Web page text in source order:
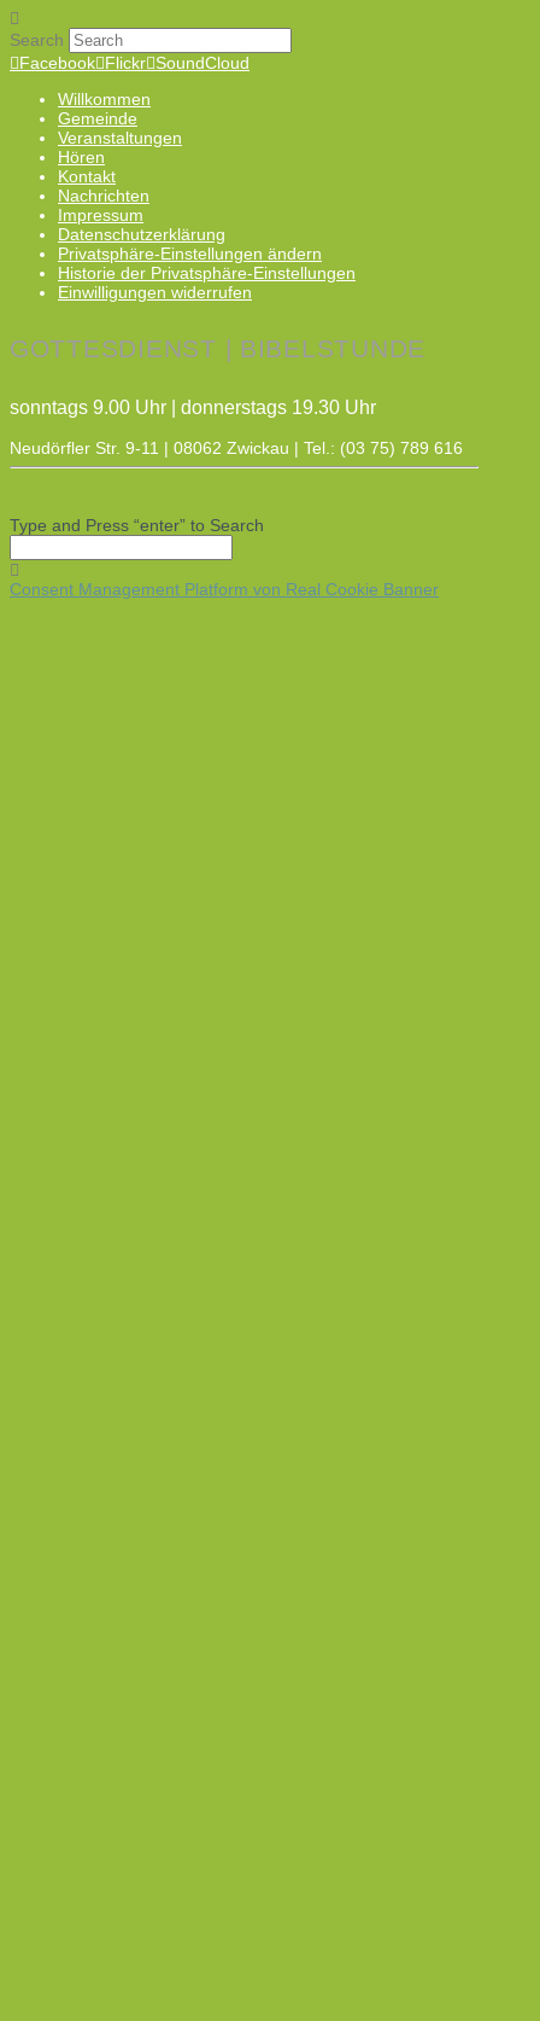
Search
Facebook Flickr SoundCloud
Willkommen
Gemeinde
Veranstaltungen
Hören
Kontakt
Nachrichten
Impressum
Datenschutzerklärung
Privatsphäre-Einstellungen ändern
Historie der Privatsphäre-Einstellungen
Einwilligungen widerrufen
GOTTESDIENST | BIBELSTUNDE
sonntags 9.00 Uhr | donnerstags 19.30 Uhr
Neudörfler Str. 9-11 | 08062 Zwickau | Tel.: (03 75) 789 616
Type and Press “enter” to Search
Consent Management Platform von Real Cookie Banner